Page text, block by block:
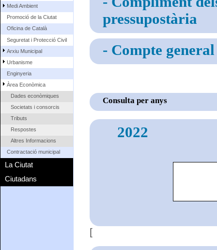
Medi Ambient
Promoció de la Ciutat
Oficina de Català
Seguretat i Protecció Civil
Arxiu Municipal
Urbanisme
Enginyeria
Àrea Econòmica
Dades econòmiques
Societats i consorcis
Tributs
Respostes
Altres Informacions
Contractació municipal
La Ciutat
Ciutadans
pressupostària
- Compte general
Consulta per anys
2022
[